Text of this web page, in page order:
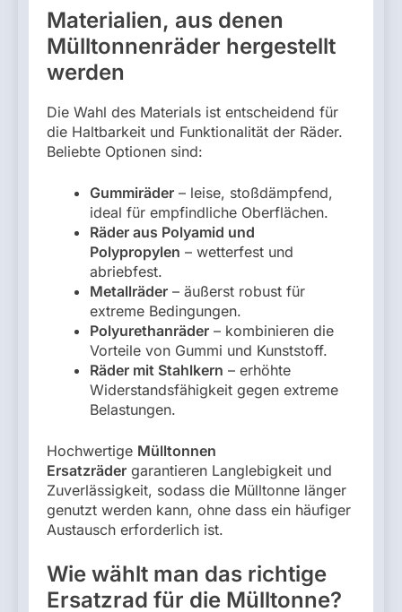
Materialien, aus denen
Mülltonnenräder hergestellt
werden
Die Wahl des Materials ist entscheidend für
die Haltbarkeit und Funktionalität der Räder.
Beliebte Optionen sind:
Gummiräder – leise, stoßdämpfend,
ideal für empfindliche Oberflächen.
Räder aus Polyamid und
Polypropylen – wetterfest und
abriebfest.
Metallräder – äußerst robust für
extreme Bedingungen.
Polyurethanräder – kombinieren die
Vorteile von Gummi und Kunststoff.
Räder mit Stahlkern – erhöhte
Widerstandsfähigkeit gegen extreme
Belastungen.
Hochwertige Mülltonnen
Ersatzräder garantieren Langlebigkeit und
Zuverlässigkeit, sodass die Mülltonne länger
genutzt werden kann, ohne dass ein häufiger
Austausch erforderlich ist.
Wie wählt man das richtige
Ersatzrad für die Mülltonne?